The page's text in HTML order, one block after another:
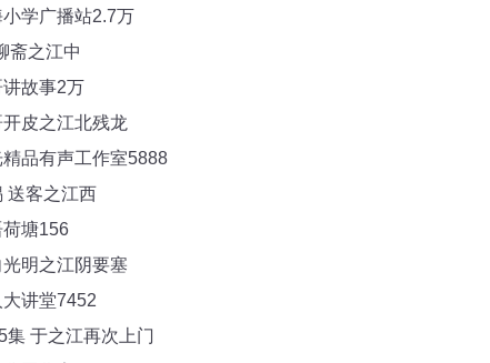
小学广播站2.7万
斋之江中
讲故事2万
皮之江北残龙
品有声工作室5888
送客之江西
塘156
明之江阴要塞
讲堂7452
集 于之江再次上门